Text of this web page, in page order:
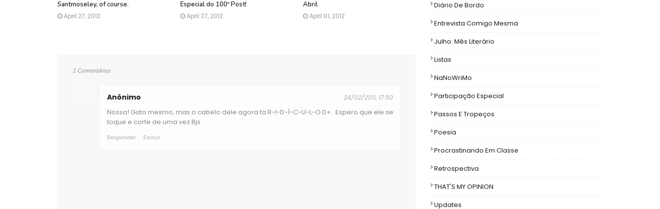
Santmoseley, of course.
April 27, 2013
Especial do 100º Post!
April 27, 2012
Abril
April 01, 2012
1 Comentários
Anônimo 24/02/2011, 17:50
Nossa! Gato mesmo, mas o cabelo dele agora ta R-I-D-Í-C-U-L-O D+ . Espero que ele se
toque e corte de uma vez.Bjs
Responder Excluir
Diário De Bordo
Entrevista Comigo Mesma
Julho: Mês Literário
Listas
NaNoWriMo
Participação Especial
Passos E Tropeços
Poesia
Procrastinando Em Classe
Retrospectiva
THAT'S MY OPINION
Updates